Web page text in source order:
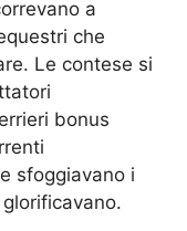
a
che
Le contese si
bonus
sfoggiavano i